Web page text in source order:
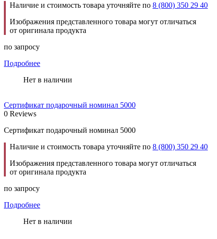
Наличие и стоимость товара уточняйте по 8 (800) 350 29 40
Изображения представленного товара могут отличаться
от оригинала продукта
по запросу
Подробнее
Нет в наличии
Сертификат подарочный номинал 5000
0 Reviews
Сертификат подарочный номинал 5000
Наличие и стоимость товара уточняйте по 8 (800) 350 29 40
Изображения представленного товара могут отличаться
от оригинала продукта
по запросу
Подробнее
Нет в наличии